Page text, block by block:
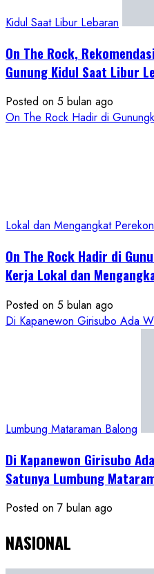
Kidul Saat Libur Lebaran
On The Rock,
Gunung Kidul Saat Libur
Posted on 5 bulan ago
On The Rock Hadir di
Lokal dan Mengangkat
On The Rock Hadir di
Kerja Lokal dan
Posted on 5 bulan ago
Di Kapanewon Girisubo Ada
Lumbung Mataraman Balong
Di Kapanewon Girisubo
Satunya Lumbung
Posted on 7 bulan ago
NASIONAL